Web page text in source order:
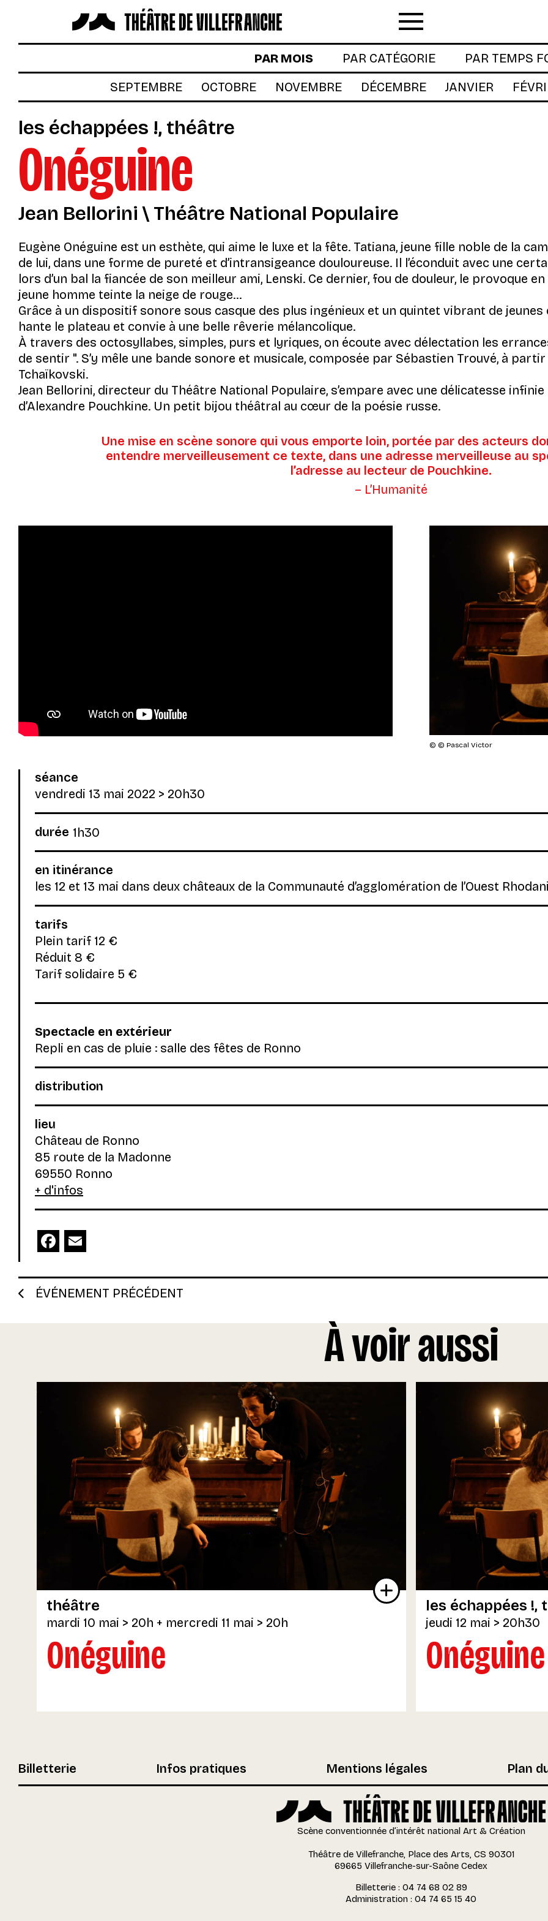
Menu
AUTOUR DES SPECTACLES
LE THÉÂTRE
ACTUALITÉS
BILLETTERIE
VOTRE VENUE AU THÉÂTRE
À TÉLÉCHARGER
PAR MOIS PAR CATÉGORIE
PAR TEMPS
SEPTEMBRE
OCTOBRE NOVEMBRE DÉCEMBRE JANVIER
les échappées ! théâtre
Onéguine
Jean Bellorini \ Théâtre National Populaire
Eugène Onéguine est un esthète, qui aime le luxe et la fête. Tatiana, jeune fille noble de la
de lui, dans une forme de pureté et d’intransigeance douloureuse. Il l’éconduit avec une
lors d’un bal la fiancée de son meilleur ami, Lenski. Ce dernier, fou de douleur, le provoque
jeune homme teinte la neige de rouge…
Grâce à un dispositif sonore sous casque des plus ingénieux et un quintet vibrant de jeunes
hante le plateau et convie à une belle rêverie mélancolique.
À travers des octosyllabes, simples, purs et lyriques, on écoute avec délectation les
de sentir . S’y mêle une bande sonore et musicale, composée par Sébastien Trouvé, à
Tchaïkovski.
Jean Bellorini, directeur du Théâtre National Populaire, s’empare avec une délicatesse infinie
d’Alexandre Pouchkine. Un petit bijou théâtral au cœur de la poésie russe.
Une mise en scène sonore qui vous emporte loin, portée par des acteurs
entendre merveilleusement ce texte, dans une adresse merveilleuse au
l’adresse au lecteur de Pouchkine.
– L’Humanité
© © Pascal Victor
séance
vendredi 13 mai 2022 > 20h30
durée 1h30
en itinérance
les 12 et 13 mai dans deux châteaux de la Communauté d’agglomération de l’Ouest
tarifs
Plein tarif 12 €
Réduit 8 €
Tarif solidaire 5 €
Spectacle en extérieur
Repli en cas de pluie : salle des fêtes de Ronno
distribution
lieu
Château de Ronno
85 route de la Madonne
69550 Ronno
+ d'infos
ÉVÉNEMENT PRÉCÉDENT
À voir aussi
théâtre
mardi 10 mai > 20h + mercredi 11 mai > 20h
Onéguine
les échappées !
jeudi 12 mai > 20h30
Onéguine
Billetterie Infos pratiques Mentions légales Plan
Scène conventionnée d’intérêt national Art & Création
Théâtre de Villefranche, Place des Arts, CS 90301
69665 Villefranche-sur-Saône Cedex
Billetterie : 04 74 68 02 89
Administration : 04 74 65 15 40